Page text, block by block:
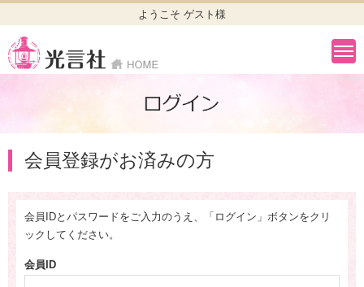
ようこそ ゲスト様
会員登録がお済みの方
会員IDとパスワードをご入力のうえ、「ログイン」ボタンをクリ
ックしてください。
会員ID